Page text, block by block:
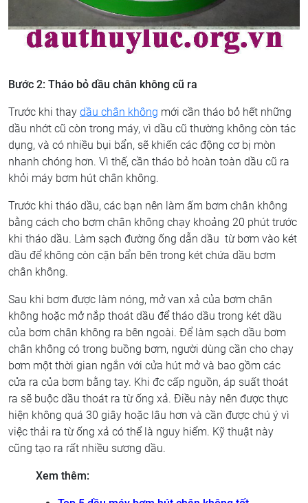
Bước 2: Tháo bỏ dầu chân không cũ ra
Trước khi thay dầu chân không mới cần tháo bỏ hết những
dầu nhớt cũ còn trong máy, vì dầu cũ thường không còn tác
dụng, và có nhiều bụi bẩn, sẽ khiến các động cơ bị mòn
nhanh chóng hơn. Vì thế, cần tháo bỏ hoàn toàn dầu cũ ra
khỏi máy bơm hút chân không.
Trước khi tháo dầu, các bạn nên làm ấm bơm chân không
bằng cách cho bơm chân không chạy khoảng 20 phút trước
khi tháo dầu. Làm sạch đường ống dẫn dầu từ bơm vào két
dầu để không còn cặn bẩn bên trong két chứa dầu bơm
chân không.
Sau khi bơm được làm nóng, mở van xả của bơm chân
không hoặc mở nắp thoát dầu để tháo dầu trong két dầu
của bơm chân không ra bên ngoài. Để làm sạch dầu bơm
chân không có trong buồng bơm, người dùng cần cho chạy
bơm một thời gian ngắn với cửa hút mở và bao gồm các
cửa ra của bơm bằng tay. Khi đc cấp nguồn, áp suất thoát
ra sẽ buộc dầu thoát ra từ ống xả. Điều này nên được thực
hiện không quá 30 giây hoặc lâu hơn và cần được chú ý vì
việc thải ra từ ống xả có thể là nguy hiểm. Kỹ thuật này
cũng tạo ra rất nhiều sương dầu.
Xem thêm: